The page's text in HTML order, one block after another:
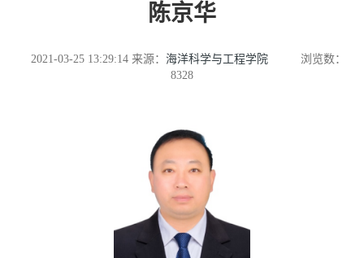
陈京华
2021-03-25 13:29:14 来源： 海洋科学与工程学院
浏览数：
8328